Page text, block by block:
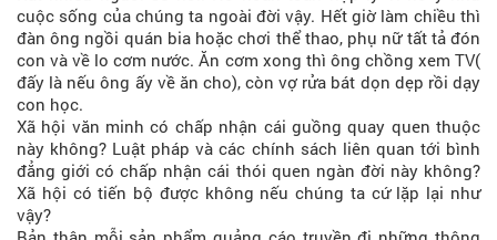
cuộc sống của chúng ta ngoài đời vậy. Hết giờ làm chiều thì
đàn ông ngồi quán bia hoặc chơi thể thao, phụ nữ tất tả đón
con và về lo cơm nước. Ăn cơm xong thì ông chồng xem TV(
đấy là nếu ông ấy về ăn cho), còn vợ rửa bát dọn dẹp rồi dạy
con học.
Xã hội văn minh có chấp nhận cái guồng quay quen thuộc
này không? Luật pháp và các chính sách liên quan tới bình
đẳng giới có chấp nhận cái thói quen ngàn đời này không?
Xã hội có tiến bộ được không nếu chúng ta cứ lặp lại như
vậy?